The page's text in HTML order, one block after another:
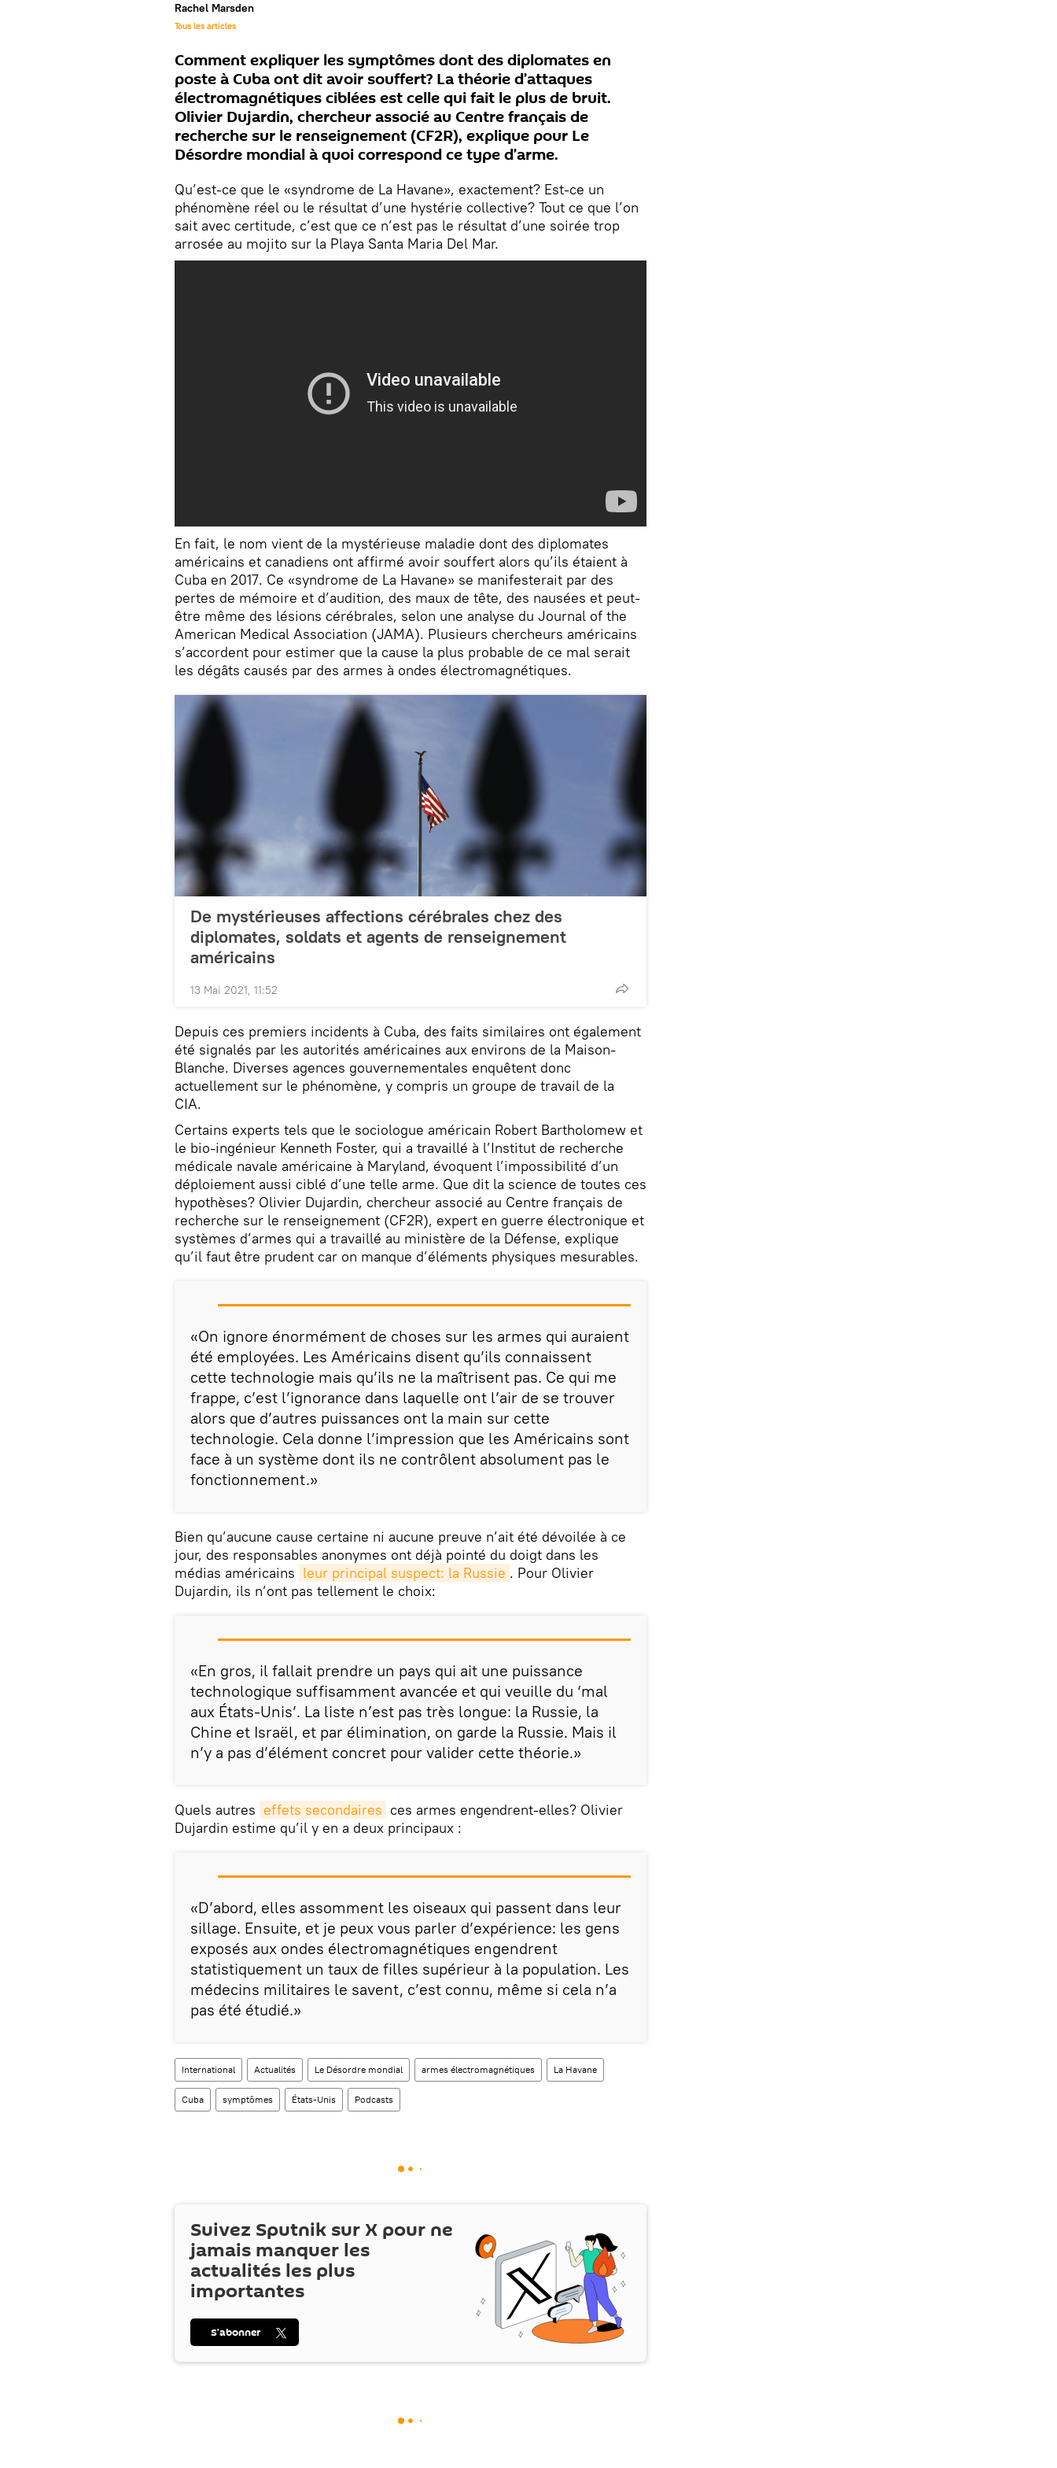
Rachel Marsden
Tous les articles
Comment expliquer les symptômes dont des diplomates en
poste à Cuba ont dit avoir souffert? La théorie d’attaques
électromagnétiques ciblées est celle qui fait le plus de bruit.
Olivier Dujardin, chercheur associé au Centre français de
recherche sur le renseignement (CF2R), explique pour Le
Désordre mondial à quoi correspond ce type d’arme.
Qu’est-ce que le «syndrome de La Havane», exactement? Est-ce un
phénomène réel ou le résultat d’une hystérie collective? Tout ce que l’on
sait avec certitude, c’est que ce n’est pas le résultat d’une soirée trop
arrosée au mojito sur la Playa Santa Maria Del Mar.
En fait, le nom vient de la mystérieuse maladie dont des diplomates
américains et canadiens ont affirmé avoir souffert alors qu’ils étaient à
Cuba en 2017. Ce «syndrome de La Havane» se manifesterait par des
pertes de mémoire et d’audition, des maux de tête, des nausées et peut-
être même des lésions cérébrales, selon une analyse du Journal of the
American Medical Association (JAMA). Plusieurs chercheurs américains
s’accordent pour estimer que la cause la plus probable de ce mal serait
les dégâts causés par des armes à ondes électromagnétiques.
De mystérieuses affections cérébrales chez des
diplomates, soldats et agents de renseignement
américains
13 Mai 2021, 11:52
Depuis ces premiers incidents à Cuba, des faits similaires ont également
été signalés par les autorités américaines aux environs de la Maison-
Blanche. Diverses agences gouvernementales enquêtent donc
actuellement sur le phénomène, y compris un groupe de travail de la
CIA.
Certains experts tels que le sociologue américain Robert Bartholomew et
le bio-ingénieur Kenneth Foster, qui a travaillé à l’Institut de recherche
médicale navale américaine à Maryland, évoquent l’impossibilité d’un
déploiement aussi ciblé d’une telle arme. Que dit la science de toutes ces
hypothèses? Olivier Dujardin, chercheur associé au Centre français de
recherche sur le renseignement (CF2R), expert en guerre électronique et
systèmes d’armes qui a travaillé au ministère de la Défense, explique
qu’il faut être prudent car on manque d’éléments physiques mesurables.
«On ignore énormément de choses sur les armes qui auraient
été employées. Les Américains disent qu’ils connaissent
cette technologie mais qu’ils ne la maîtrisent pas. Ce qui me
frappe, c’est l’ignorance dans laquelle ont l’air de se trouver
alors que d’autres puissances ont la main sur cette
technologie. Cela donne l’impression que les Américains sont
face à un système dont ils ne contrôlent absolument pas le
fonctionnement.»
Bien qu’aucune cause certaine ni aucune preuve n’ait été dévoilée à ce
jour, des responsables anonymes ont déjà pointé du doigt dans les
médias américains leur principal suspect: la Russie . Pour Olivier
Dujardin, ils n’ont pas tellement le choix:
«En gros, il fallait prendre un pays qui ait une puissance
technologique suffisamment avancée et qui veuille du ‘mal
aux États-Unis’. La liste n’est pas très longue: la Russie, la
Chine et Israël, et par élimination, on garde la Russie. Mais il
n’y a pas d’élément concret pour valider cette théorie.»
Quels autres effets secondaires ces armes engendrent-elles? Olivier
Dujardin estime qu’il y en a deux principaux :
«D’abord, elles assomment les oiseaux qui passent dans leur
sillage. Ensuite, et je peux vous parler d’expérience: les gens
exposés aux ondes électromagnétiques engendrent
statistiquement un taux de filles supérieur à la population. Les
médecins militaires le savent, c’est connu, même si cela n’a
pas été étudié.»
International Actualités Le Désordre mondial armes électromagnétiques La Havane
Cuba symptômes États-Unis Podcasts
Suivez Sputnik surX pour ne
jamais manquer les
actualités les plus
importantes
S’abonner